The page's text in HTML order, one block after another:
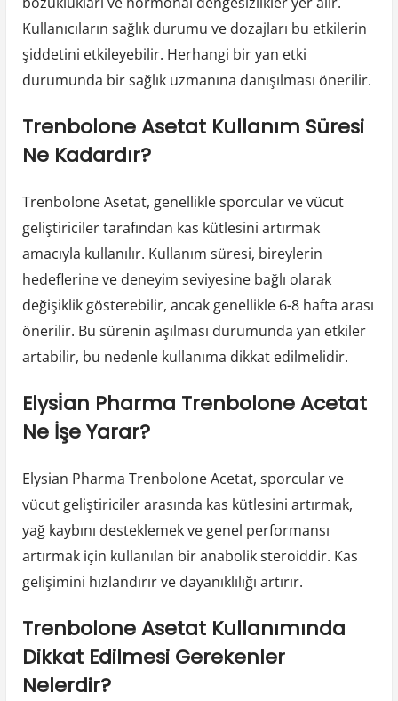
Kullanıcıların sağlık durumu ve dozajları bu etkilerin
şiddetini etkileyebilir. Herhangi bir yan etki
durumunda bir sağlık uzmanına danışılması önerilir.
Trenbolone Asetat Kullanım Süresi
Ne Kadardır?
Trenbolone Asetat, genellikle sporcular ve vücut
geliştiriciler tarafından kas kütlesini artırmak
amacıyla kullanılır. Kullanım süresi, bireylerin
hedeflerine ve deneyim seviyesine bağlı olarak
değişiklik gösterebilir, ancak genellikle 6-8 hafta arası
önerilir. Bu sürenin aşılması durumunda yan etkiler
artabilir, bu nedenle kullanıma dikkat edilmelidir.
Elysi̇an Pharma Trenbolone Acetat
Ne İşe Yarar?
Elysian Pharma Trenbolone Acetat, sporcular ve
vücut geliştiriciler arasında kas kütlesini artırmak,
yağ kaybını desteklemek ve genel performansı
artırmak için kullanılan bir anabolik steroiddir. Kas
gelişimini hızlandırır ve dayanıklılığı artırır.
Trenbolone Asetat Kullanımında
Dikkat Edilmesi Gerekenler
Nelerdir?